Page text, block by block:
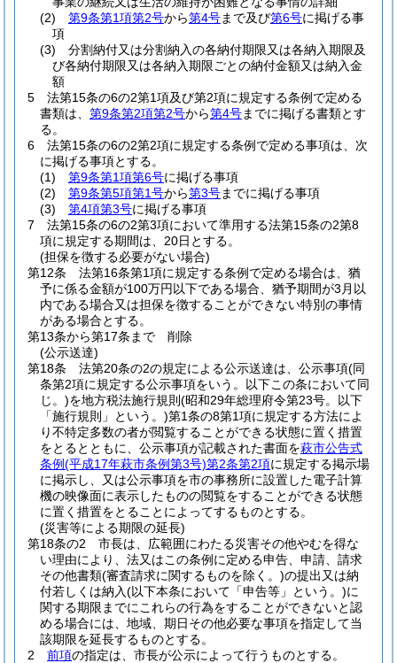
(2)
第9条第1項第2号から第4号まで及び第6号に掲げる事
項
(3)
分割納付又は分割納入の各納付期限又は各納入期限及
び各納付期限又は各納入期限ごとの納付金額又は納入金
額
5
法第15条の6の2第1項及び第2項に規定する条例で定める
書類は、 第9条第2項第2号から第4号までに掲げる書類とす
る。
6
法第15条の6の2第2項に規定する条例で定める事項は、次
に掲げる事項とする。
(1)
第9条第1項第6号に掲げる事項
(2)
第9条第5項第1号から第3号までに掲げる事項
(3)
第4項第3号に掲げる事項
7
法第15条の6の2第3項において準用する法第15条の2第8
項に規定する期間は、20日とする。
(担保を徴する必要がない場合)
第12条
法第16条第1項に規定する条例で定める場合は、猶
予に係る金額が100万円以下である場合、猶予期間が3月以
内である場合又は担保を徴することができない特別の事情
がある場合とする。
第13条から第17条まで
削除
(公示送達)
第18条
法第20条の2の規定による公示送達は、公示事項(同
条第2項に規定する公示事項をいう。以下この条において同
じ。)を地方税法施行規則 (昭和29年総理府令第23号。以下
「施行規則」という。)第1条の8第1項に規定する方法によ
り不特定多数の者が閲覧することができる状態に置く措置
をとるとともに、公示事項が記載された書面を萩市公告式
条例(平成17年萩市条例第3号)第2条第2項に規定する掲示場
に掲示し、又は公示事項を市の事務所に設置した電子計算
機の映像面に表示したものの閲覧をすることができる状態
に置く措置をとることによってするものとする。
(災害等による期限の延長)
第18条の2
市長は、広範囲にわたる災害その他やむを得な
い理由により、法又はこの条例に定める申告、申請、請求
その他書類(審査請求に関するものを除く。)の提出又は納
付若しくは納入(以下本条において「申告等」という。)に
関する期限までにこれらの行為をすることができないと認
める場合には、地域、期日その他必要な事項を指定して当
該期限を延長するものとする。
2
前項の指定は、市長が公示によって行うものとする。